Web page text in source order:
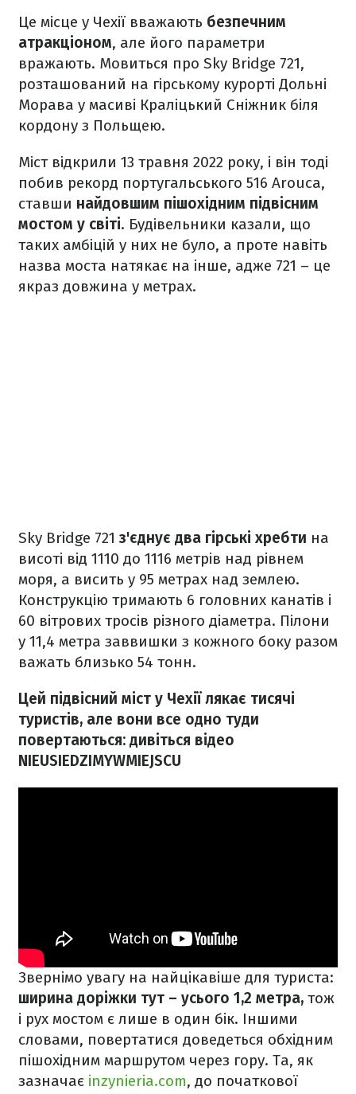
Це місце у Чехії вважають безпечним
атракціоном, але його параметри
вражають. Мовиться про Sky Bridge 721,
розташований на гірському курорті Дольні
Морава у масиві Краліцький Сніжник біля
кордону з Польщею.
Міст відкрили 13 травня 2022 року, і він тоді
побив рекорд португальського 516 Arouca,
ставши найдовшим пішохідним підвісним
мостом у світі. Будівельники казали, що
таких амбіцій у них не було, а проте навіть
назва моста натякає на інше, адже 721 – це
якраз довжина у метрах.
Sky Bridge 721з'єднує два гірські хребти на
висоті від 1110 до 1116 метрів над рівнем
моря, а висить у 95 метрах над землею.
Конструкцію тримають 6 головних канатів і
60 вітрових тросів різного діаметра. Пілони
у 11,4 метра заввишки з кожного боку разом
важать близько 54 тонн.
Цей підвісний міст у Чехії лякає тисячі
туристів, але вони все одно туди
повертаються: дивіться відео
NIEUSIEDZIMYWMIEJSCU
Звернімо увагу на найцікавіше для туриста:
ширина доріжки тут – усього 1,2 метра, тож
і рух мостом є лише в один бік. Іншими
словами, повертатися доведеться обхідним
пішохідним маршрутом через гору. Та, як
зазначає inzynieria.com, до початкової